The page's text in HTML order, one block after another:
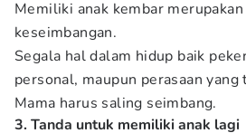
Memiliki anak kembar
keseimbangan.
Segala hal dalam hidup baik
personal, maupun perasaan
Mama harus saling seimbang.
3. Tanda untuk memiliki anak lagi